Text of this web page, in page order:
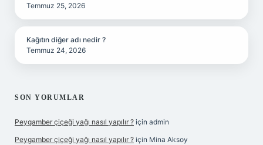
Temmuz 25, 2026
Kağıtın diğer adı nedir ?
Temmuz 24, 2026
SON YORUMLAR
Peygamber çiçeği yağı nasıl yapılır ? için admin
Peygamber çiçeği yağı nasıl yapılır ? için Mina Aksoy